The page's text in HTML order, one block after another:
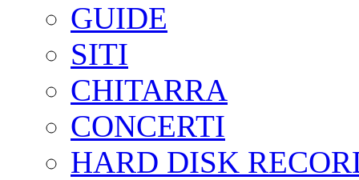
GUIDE
SITI
CHITARRA
CONCERTI
HARD DISK